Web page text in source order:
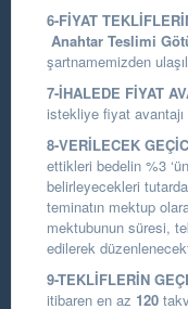
6-FİYAT
Anahtar Teslimi
şartnamemizden
7-İHALEDE FİYAT
istekliye fiyat avantajı
8-VERİLECEK
ettikleri bedelin %3
belirleyecekleri
teminatın mektup
mektubunun süresi,
edilerek
9-TEKLİFLERİN
itibaren en az 120